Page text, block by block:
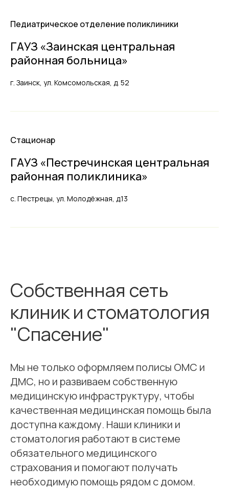
Педиатрическое отделение поликлиники
ГАУЗ «Заинская центральная
районная больница»
г. Заинск, ул. Комсомольская, д. 52
Стационар
ГАУЗ «Пестречинская центральная
районная поликлиника»
с. Пестрецы, ул. Молодёжная, д.13
Собственная сеть
клиник и стоматология
"Спасение"
Мы не только оформляем полисы ОМС и
ДМС, но и развиваем собственную
медицинскую инфраструктуру, чтобы
качественная медицинская помощь была
доступна каждому. Наши клиники и
стоматология работают в системе
обязательного медицинского
страхования и помогают получать
необходимую помощь рядом с домом.